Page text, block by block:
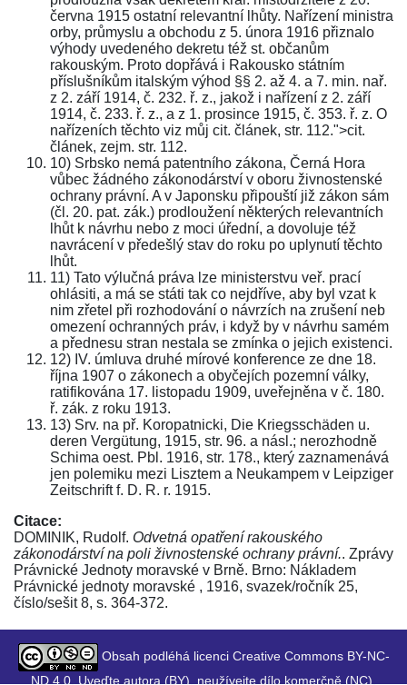
června 1915 ostatní relevantní lhůty. Nařízení ministra
orby, průmyslu a obchodu z 5. února 1916 přiznalo
výhody uvedeného dekretu též st. občanům
rakouským. Proto dopřává i Rakousko státním
příslušníkům italským výhod §§ 2. až 4. a 7. min. nař.
z 2. září 1914, č. 232. ř. z., jakož i nařízení z 2. září
1914, č. 233. ř. z., a z 1. prosince 1915, č. 353. ř. z. O
nařízeních těchto viz můj cit. článek, str. 112.">cit.
článek, zejm. str. 112.
10) Srbsko nemá patentního zákona, Černá Hora
vůbec žádného zákonodárství v oboru živnostenské
ochrany právní. A v Japonsku připouští již zákon sám
(čl. 20. pat. zák.) prodloužení některých relevantních
lhůt k návrhu nebo z moci úřední, a dovoluje též
navrácení v předešlý stav do roku po uplynutí těchto
lhůt.
11) Tato výlučná práva lze ministerstvu veř. prací
ohlásiti, a má se státi tak co nejdříve, aby byl vzat k
nim zřetel při rozhodování o návrzích na zrušení neb
omezení ochranných práv, i když by v návrhu samém
a přednesu stran nestala se zmínka o jejich existenci.
12) IV. úmluva druhé mírové konference ze dne 18.
října 1907 o zákonech a obyčejích pozemní války,
ratifikována 17. listopadu 1909, uveřejněna v č. 180.
ř. zák. z roku 1913.
13) Srv. na př. Koropatnicki, Die Kriegsschäden u.
deren Vergütung, 1915, str. 96. a násl.; nerozhodně
Schima oest. Pbl. 1916, str. 178., který zaznamenává
jen polemiku mezi Lisztem a Neukampem v Leipziger
Zeitschrift f. D. R. r. 1915.
Citace:
DOMINIK, Rudolf. Odvetná opatření rakouského
zákonodárství na poli živnostenské ochrany právní.. Zprávy
Právnické Jednoty moravské v Brně. Brno: Nákladem
Právnické jednoty moravské , 1916, svazek/ročník 25,
číslo/sešit 8, s. 364-372.
Obsah podléhá licenci Creative Commons BY-NC-
ND 4.0. Uveďte autora (BY), neužívejte dílo komerčně (NC),